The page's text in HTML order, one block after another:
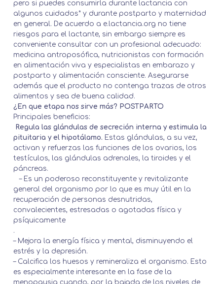
pero si puedes consumirla durante lactancia con
algunos cuidados* y durante postparto y maternidad
en general. De acuerdo a e.lactancia.org no tiene
riesgos para el lactante, sin embargo siempre es
conveniente consultar con un profesional adecuado:
medicina antroposófica, nutricionistas con formación
en alimentación viva y especialistas en embarazo y
postparto y alimentación consciente. Asegurarse
además que el producto no contenga trazas de otros
alimentos y sea de buena calidad.
¿En que etapa nos sirve más? POSTPARTO
Principales beneficios:
Regula las glándulas de secreción interna y estimula la
pituitaria y el hipotálamo. Estas glándulas, a su vez,
activan y refuerzas las funciones de los ovarios, los
testículos, las glándulas adrenales, la tiroides y el
páncreas.
– Es un poderoso reconstituyente y revitalizante
general del organismo por lo que es muy útil en la
recuperación de personas desnutridas,
convalecientes, estresadas o agotadas física y
psíquicamente
.
– Mejora la energía física y mental, disminuyendo el
estrés y la depresión.
– Calcifica los huesos y remineraliza el organismo. Esto
es especialmente interesante en la fase de la
menopausia cuando, por la bajada de los niveles de